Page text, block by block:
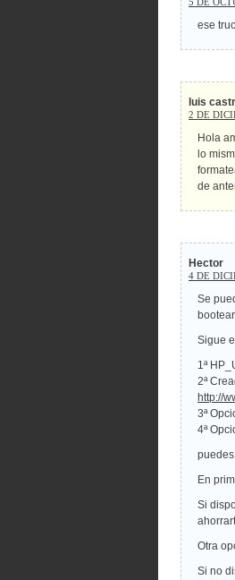
5 DE
ese
luis
2 DE
Hola
lo
de
Hector
4 DE
Se
Sigue
1ª
2ª
http://
3ª
4ª
En
Si
Otra
Si no